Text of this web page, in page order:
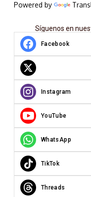
Powered by
Síguenos en
Facebook
Instagram
YouTube
WhatsApp
TikTok
Threads